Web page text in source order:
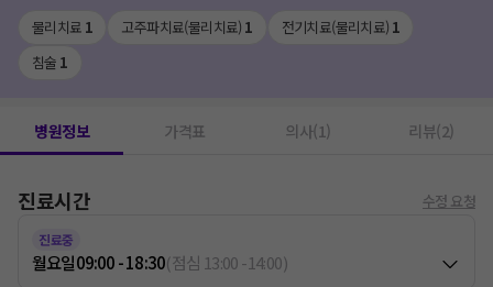
물리치료 1 고주파치료(물리치료) 1 전기치료(물리치료) 1
침술 1
병원정보 가격표 의사(1) 리뷰(2)
진료시간 수정 요청
진료중
월요일09:00 - 18:30(점심 13:00-14:00)